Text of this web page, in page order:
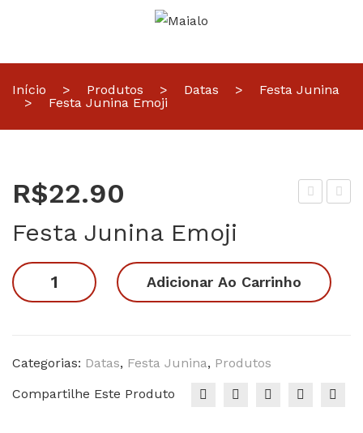
Início > Produtos > Datas >
Festa Junina
>
Festa Junina Emoji
Me
Fes
ina
R$22.90
Festa Junina Emoji
Festa
Junina
Adicionar Ao Carrinho
Categorias: Datas, Festa Junina, Produtos
Compartilhe Este Produto